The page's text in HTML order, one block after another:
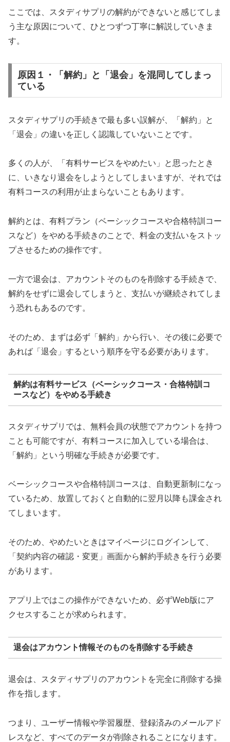
ここでは、スタディサプリの解約ができないと感じてしま
う主な原因について、ひとつずつ丁寧に解説していきま
す。
原因１・「解約」と「退会」を混同してしまっ
ている
スタディサプリの手続きで最も多い誤解が、「解約」と
「退会」の違いを正しく認識していないことです。
多くの人が、「有料サービスをやめたい」と思ったとき
に、いきなり退会をしようとしてしまいますが、それでは
有料コースの利用が止まらないこともあります。
解約とは、有料プラン（ベーシックコースや合格特訓コー
スなど）をやめる手続きのことで、料金の支払いをストッ
プさせるための操作です。
一方で退会は、アカウントそのものを削除する手続きで、
解約をせずに退会してしまうと、支払いが継続されてしま
う恐れもあるのです。
そのため、まずは必ず「解約」から行い、その後に必要で
あれば「退会」するという順序を守る必要があります。
解約は有料サービス（ベーシックコース・合格特訓コ
ースなど）をやめる手続き
スタディサプリでは、無料会員の状態でアカウントを持つ
ことも可能ですが、有料コースに加入している場合は、
「解約」という明確な手続きが必要です。
ベーシックコースや合格特訓コースは、自動更新制になっ
ているため、放置しておくと自動的に翌月以降も課金され
てしまいます。
そのため、やめたいときはマイページにログインして、
「契約内容の確認・変更」画面から解約手続きを行う必要
があります。
アプリ上ではこの操作ができないため、必ずWeb版にア
クセスすることが求められます。
退会はアカウント情報そのものを削除する手続き
退会は、スタディサプリのアカウントを完全に削除する操
作を指します。
つまり、ユーザー情報や学習履歴、登録済みのメールアド
レスなど、すべてのデータが削除されることになります。